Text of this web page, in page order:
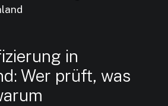
in
Wer prüft, was